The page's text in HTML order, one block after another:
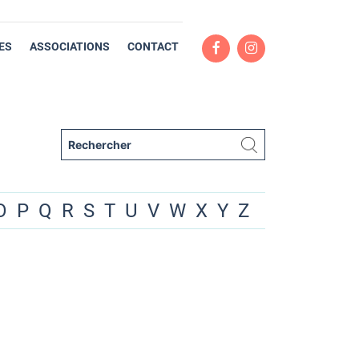
ASSOCIATIONS CONTACT
P Q R S T U V W X Y Z